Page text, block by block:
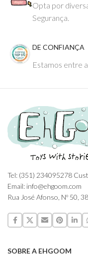
Opta por
Segurança.
DE CONFIANÇA
Estamos entre
Tel: (351) 234095278
Email: info@ehgoom.com
Rua José Afonso, Nº 50,
SOBRE A EHGOOM